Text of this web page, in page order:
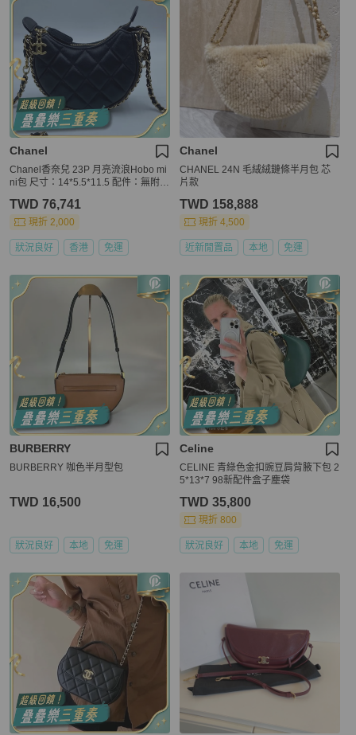
Chanel
Chanel香奈兒 23P 月亮流浪Hobo mi
ni包 尺寸：14*5.5*11.5 配件：無附件
TWD 76,741
現折 2,000
狀況良好 香港 免運
Chanel
CHANEL 24N 毛絨絨鏈條半月包 芯
片款
TWD 158,888
現折 4,500
近新閒置品 本地 免運
BURBERRY
BURBERRY 咖色半月型包
TWD 16,500
狀況良好 本地 免運
Celine
CELINE 青綠色金扣豌豆肩背腋下包 2
5*13*7 98新配件盒子塵袋
TWD 35,800
現折 800
狀況良好 本地 免運